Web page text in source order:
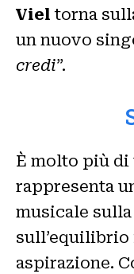
Viel torna
un nuovo
credi”.
È molto più di
rappresenta
musicale
aspirazione.